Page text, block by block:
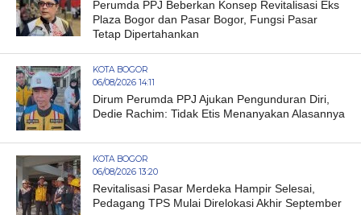
Perumda PPJ Beberkan Konsep Revitalisasi Eks
Plaza Bogor dan Pasar Bogor, Fungsi Pasar
Tetap Dipertahankan
KOTA BOGOR
06/08/2026 14:11
Dirum Perumda PPJ Ajukan Pengunduran Diri,
Dedie Rachim: Tidak Etis Menanyakan Alasannya
KOTA BOGOR
06/08/2026 13:20
Revitalisasi Pasar Merdeka Hampir Selesai,
Pedagang TPS Mulai Direlokasi Akhir September